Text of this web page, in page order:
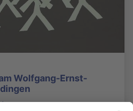
Wolfgang-Ernst-